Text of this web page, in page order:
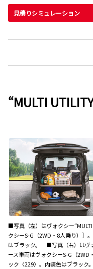
見積りシミュレーション
“MULTI
■写真（左）はヴォクシー
クシーS-G（2WD・8人乗り）］
はブラック。 ■写真（右）はヴ
ース車両はヴォクシーS-G（
ック〈229〉。内装色はブラック